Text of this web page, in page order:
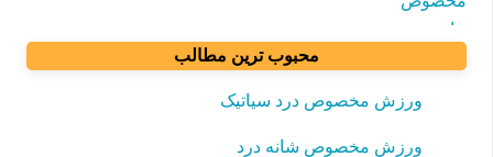
محبوب ترین مطالب
ورزش مخصوص درد سیاتیک
ورزش مخصوص شانه درد